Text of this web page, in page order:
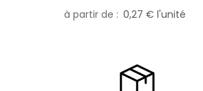
à partir de
0,27 € l'unité